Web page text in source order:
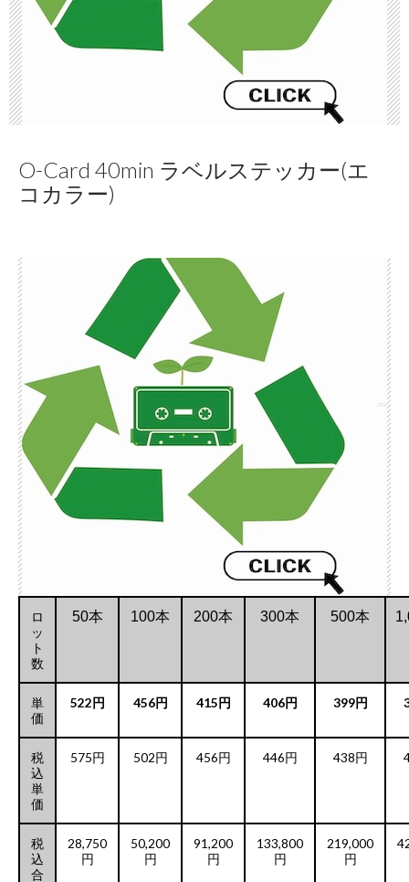
O-Card 40min ラベルステッカー(エ
コカラー)
ロ
ッ
ト
数
50本 100本 200本 300本 500本
単
価
522円 456円 415円 406円 399円
税
込
単
価
575円 502円 456円 446円 438円
税
込
合
28,750
円
50,200
円
91,200
円
133,800
円
219,000
円